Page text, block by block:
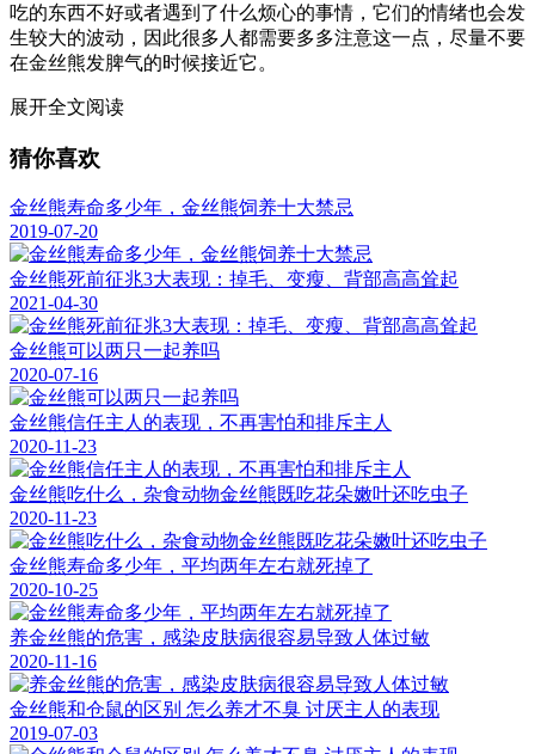
吃的东西不好或者遇到了什么烦心的事情，它们的情绪也会发
生较大的波动，因此很多人都需要多多注意这一点，尽量不要
在金丝熊发脾气的时候接近它。
展开全文阅读
猜你喜欢
金丝熊寿命多少年，金丝熊饲养十大禁忌
2019-07-20
金丝熊死前征兆3大表现：掉毛、变瘦、背部高高耸起
2021-04-30
金丝熊可以两只一起养吗
2020-07-16
金丝熊信任主人的表现，不再害怕和排斥主人
2020-11-23
金丝熊吃什么，杂食动物金丝熊既吃花朵嫩叶还吃虫子
2020-11-23
金丝熊寿命多少年，平均两年左右就死掉了
2020-10-25
养金丝熊的危害，感染皮肤病很容易导致人体过敏
2020-11-16
金丝熊和仓鼠的区别 怎么养才不臭 讨厌主人的表现
2019-07-03